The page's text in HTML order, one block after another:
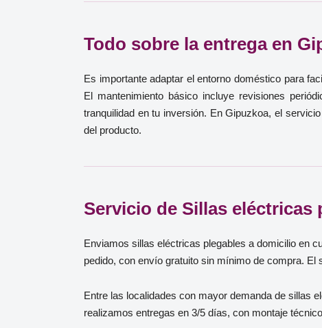
Todo sobre la entrega en
Es importante adaptar el entorno doméstico para
El mantenimiento básico incluye revisiones
tranquilidad en tu inversión. En Gipuzkoa, el
del producto.
Servicio de Sillas eléctricas
Enviamos sillas eléctricas plegables a domicilio en
pedido, con envío gratuito sin mínimo de compra.
Entre las localidades con mayor demanda de sillas
realizamos entregas en 3/5 días, con montaje